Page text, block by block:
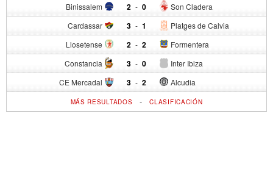
Binissalem 2 - Son Cladera
0
Cardassar 3 - Platges de Calvia
1
Llosetense 2 - Formentera
2
Constancia 3 - Inter Ibiza
0
CE Mercadal 3 - Alcudia
2
MÁS RESULTADOS -CLASIFICACIÓN